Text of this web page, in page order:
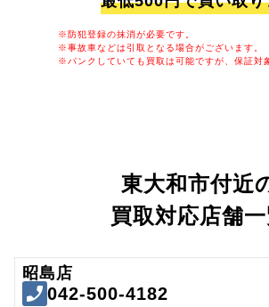
※防犯登録の抹消が必要です。
※事故車などは引取となる場合がございます。
※パンクしていても買取は可能ですが、保証対
東大和市付近
買取対応店舗
昭島店
042-500-4182